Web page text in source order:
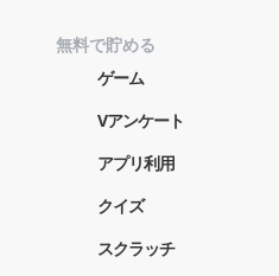
無料で貯める
ゲーム
Vアンケート
アプリ利用
クイズ
スクラッチ